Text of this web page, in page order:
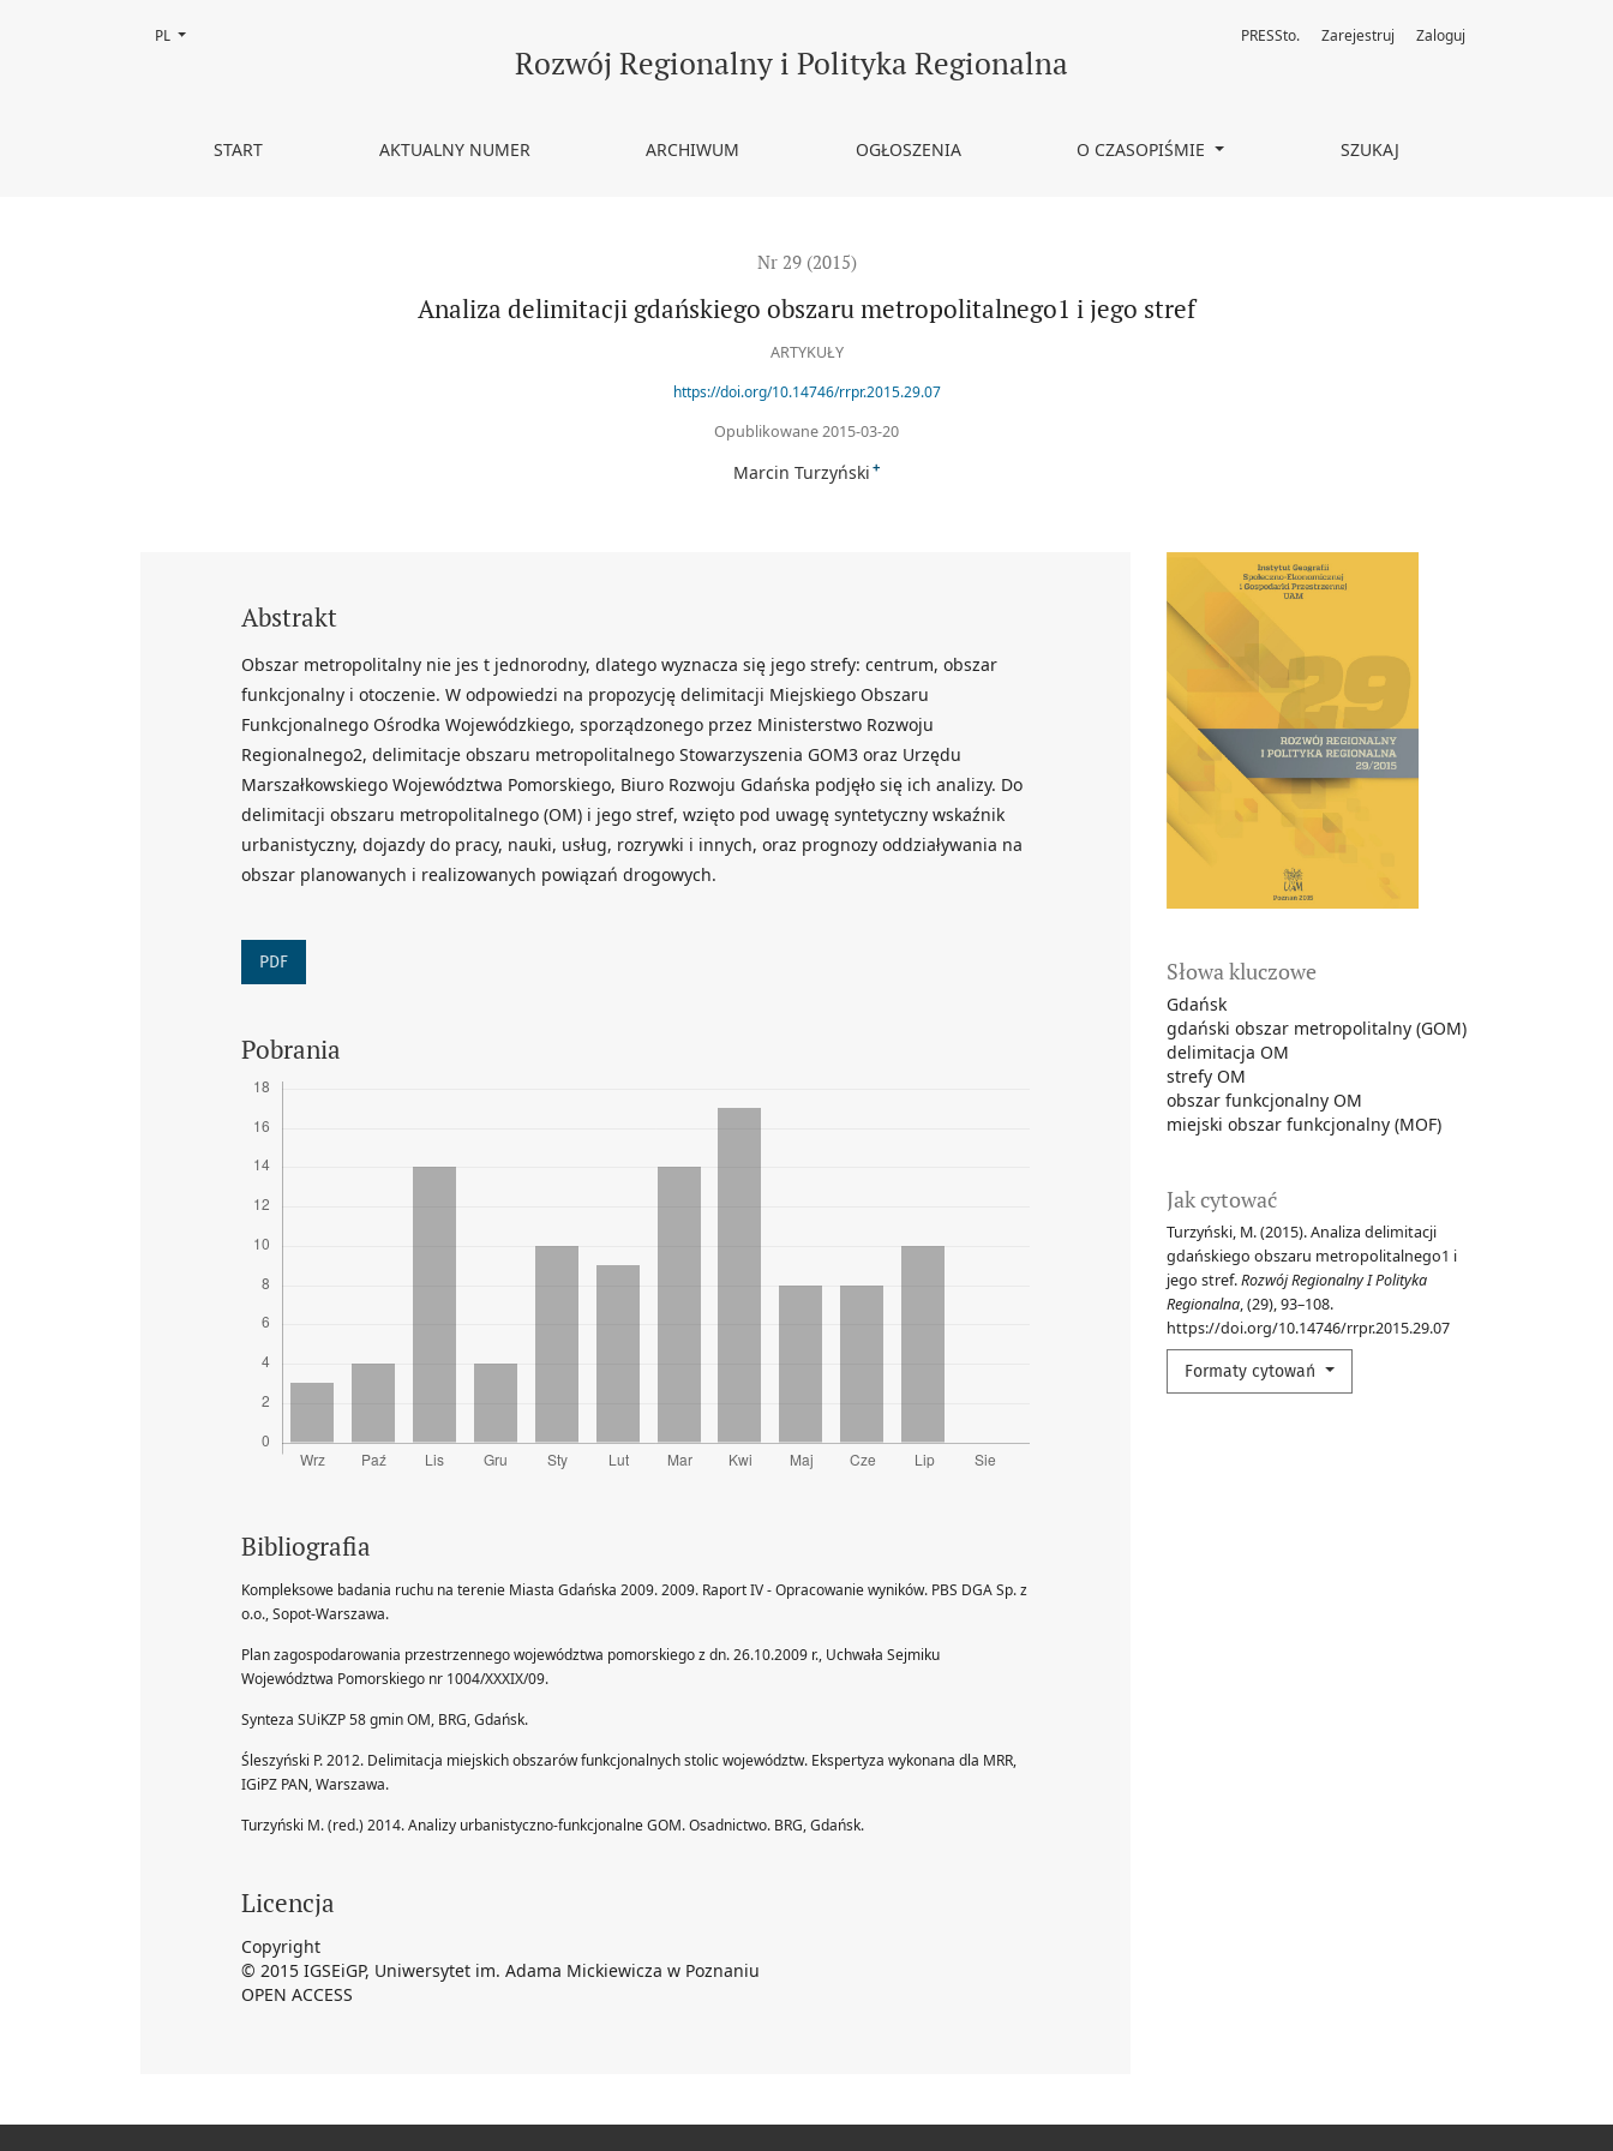
Analiza delimitacji gdańskiego obszaru metropolitalnego1 i jego strefRozwój Regionalny i Polityka Regionalna
START AKTUALNY NUMER ARCHIWUM OGŁOSZENIA O CZASOPIŚMIE SZUKAJ
PRESSto. Zarejestruj Zaloguj
Zmień język, obecnie wybrany to:
PL
Nr 29 (2015)
Analiza delimitacji gdańskiego obszaru metropolitalnego1 i jego stref
ARTYKUŁY
https://doi.org/10.14746/rrpr.2015.29.07
Opublikowane 2015-03-20
Marcin Turzyński +
Słowa kluczowe
Gdańsk
gdański obszar metropolitalny (GOM)
delimitacja OM
strefy OM
obszar funkcjonalny OM
miejski obszar funkcjonalny (MOF)
Jak cytować
Turzyński, M. (2015). Analiza delimitacji
gdańskiego obszaru metropolitalnego1 i
jego stref.Rozwój Regionalny I Polityka
Regionalna, (29), 93–108.
https://doi.org/10.14746/rrpr.2015.29.07
Formaty cytowań
Abstrakt
Obszar metropolitalny nie jes t jednorodny, dlatego wyznacza się jego strefy: centrum, obszar
funkcjonalny i otoczenie. W odpowiedzi na propozycję delimitacji Miejskiego Obszaru
Funkcjonalnego Ośrodka Wojewódzkiego, sporządzonego przez Ministerstwo Rozwoju
Regionalnego2, delimitacje obszaru metropolitalnego Stowarzyszenia GOM3 oraz Urzędu
Marszałkowskiego Województwa Pomorskiego, Biuro Rozwoju Gdańska podjęło się ich analizy. Do
delimitacji obszaru metropolitalnego (OM) i jego stref, wzięto pod uwagę syntetyczny wskaźnik
urbanistyczny, dojazdy do pracy, nauki, usług, rozrywki i innych, oraz prognozy oddziaływania na
obszar planowanych i realizowanych powiązań drogowych.
PDF
Pobrania
Bibliografia
Kompleksowe badania ruchu na terenie Miasta Gdańska 2009. 2009. Raport IV - Opracowanie wyników. PBS DGA Sp. z
o.o., Sopot-Warszawa.
Plan zagospodarowania przestrzennego województwa pomorskiego z dn. 26.10.2009 r., Uchwała Sejmiku
Województwa Pomorskiego nr 1004/XXXIX/09.
Synteza SUiKZP 58 gmin OM, BRG, Gdańsk.
Śleszyński P. 2012. Delimitacja miejskich obszarów funkcjonalnych stolic województw. Ekspertyza wykonana dla MRR,
IGiPZ PAN, Warszawa.
Turzyński M. (red.) 2014. Analizy urbanistyczno-funkcjonalne GOM. Osadnictwo. BRG, Gdańsk.
Licencja
Copyright
© 2015 IGSEiGP, Uniwersytet im. Adama Mickiewicza w Poznaniu
OPEN ACCESS